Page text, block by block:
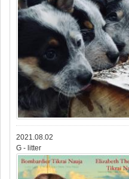
2021.08.02
G - litter